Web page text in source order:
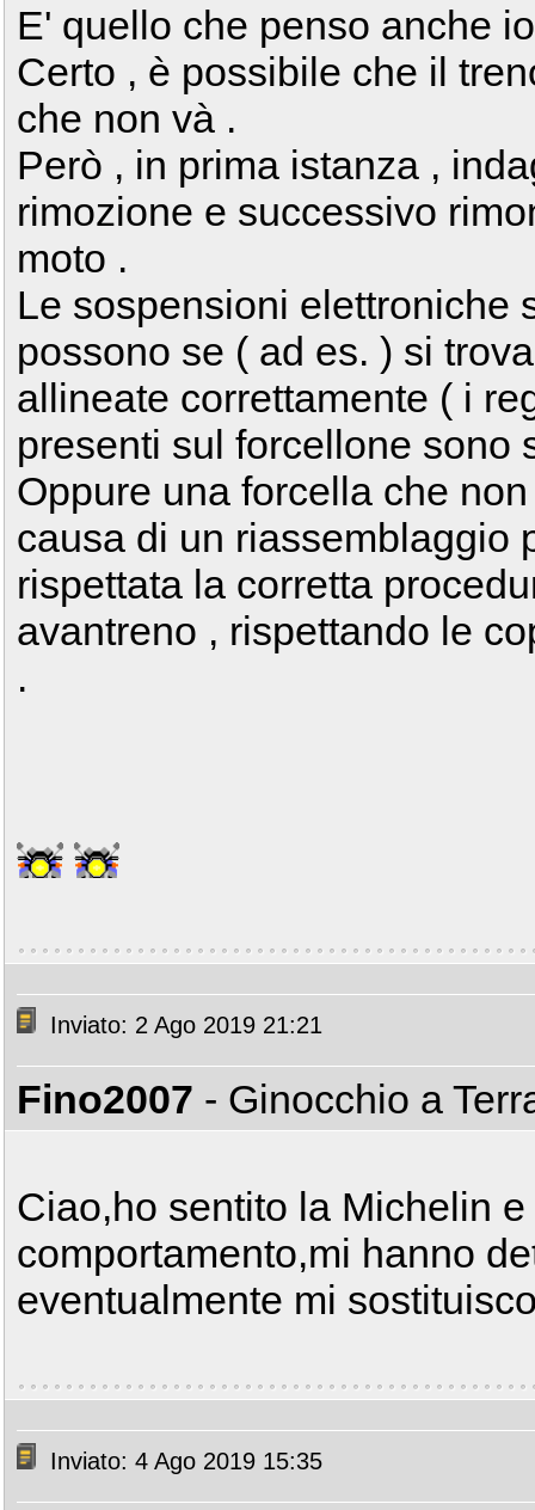
E' quello che penso anche
Certo , è possibile che il
che non và .
Però , in prima istanza ,
rimozione e successivo
moto .
Le sospensioni elettroniche
possono se ( ad es. ) si
allineate correttamente ( i
presenti sul forcellone sono
Oppure una forcella che
causa di un riassemblaggio
rispettata la corretta
avantreno , rispettando le
.
Inviato: 2 Ago 2019 21:21
Fino2007 - Ginocchio a
Ciao,ho sentito la Michelin
comportamento,mi hanno
eventualmente mi
Inviato: 4 Ago 2019 15:35